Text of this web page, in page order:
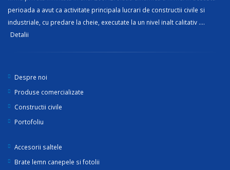
perioada a avut ca activitate principala lucrari de constructii civile si
industriale, cu predare la cheie, executate la un nivel inalt calitativ ....
Detalii
Despre noi
Produse comercializate
Constructii civile
Portofoliu
Accesorii saltele
Brate lemn canepele si fotolii